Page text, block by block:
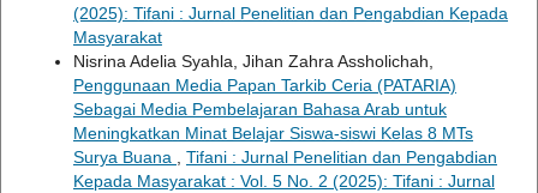
(2025): Tifani : Jurnal Penelitian dan Pengabdian Kepada
Masyarakat
Nisrina Adelia Syahla, Jihan Zahra Assholichah,
Penggunaan Media Papan Tarkib Ceria (PATARIA)
Sebagai Media Pembelajaran Bahasa Arab untuk
Meningkatkan Minat Belajar Siswa-siswi Kelas 8 MTs
Surya Buana
Tifani : Jurnal Penelitian dan Pengabdian
Kepada Masyarakat : Vol. 5 No. 2 (2025): Tifani : Jurnal